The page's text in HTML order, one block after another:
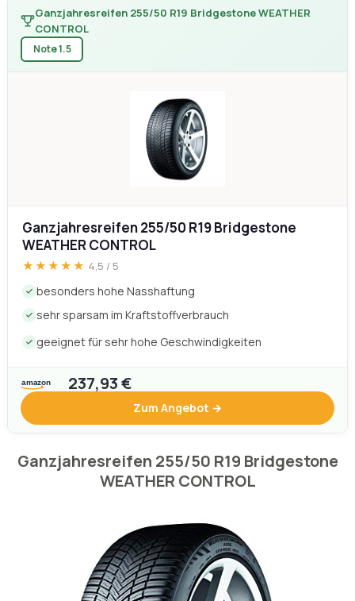
Ganzjahresreifen 255/50 R19 Bridgestone
WEATHER CONTROL
sehr sparsam im Kraftstoffverbrauch
geeignet für sehr hohe Geschwindigkeiten
237,93 €
Zum Angebot →
WEATHER CONTROL